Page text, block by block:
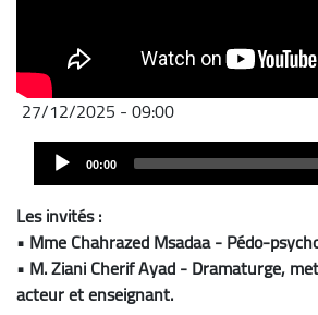
27/12/2025 - 09:00
Audio
Player 00:00
Les invités :
• Mme Chahrazed Msadaa - Pédo-
• M. Ziani Cherif Ayad - Dramaturge,
acteur et enseignant.